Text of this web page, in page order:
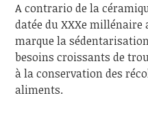
A contrario de la
datée du XXXe
marque la
besoins croissants de
à la conservation des
aliments.